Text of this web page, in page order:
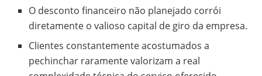
O desconto financeiro não planejado corrói
diretamente o valioso capital de giro da empresa.
Clientes constantemente acostumados a
pechinchar raramente valorizam a real